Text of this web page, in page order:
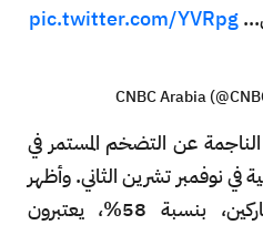
pic.twitter.com/YVRpg
عن التضخم المستمر في
في نوفمبر تشرين الثاني. وأظهر
الاستطلاع أن غالبية المشاركين، بنسبة 58%، يعتبرون